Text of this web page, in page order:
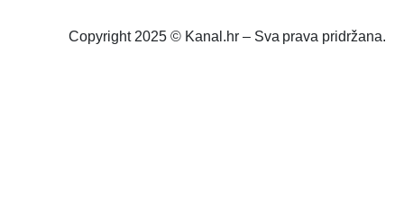
Copyright 2025 © Kanal.hr – Sva prava pridržana.